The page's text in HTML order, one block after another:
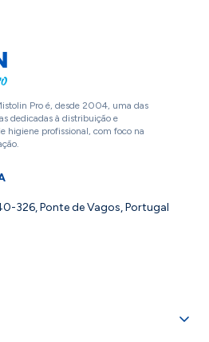
Pro é, desde 2004, uma das
dedicadas à distribuição e
higiene profissional, com foco na
326, Ponte de Vagos, Portugal